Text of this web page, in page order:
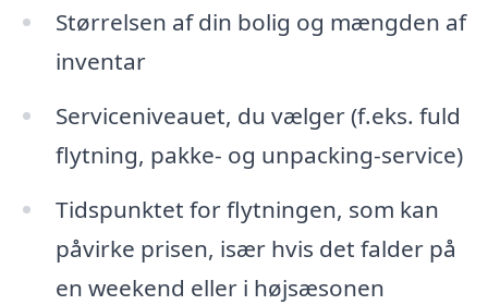
Størrelsen af din bolig og mængden af
inventar
Serviceniveauet, du vælger (f.eks. fuld
flytning, pakke- og unpacking-service)
Tidspunktet for flytningen, som kan
påvirke prisen, især hvis det falder på
en weekend eller i højsæsonen